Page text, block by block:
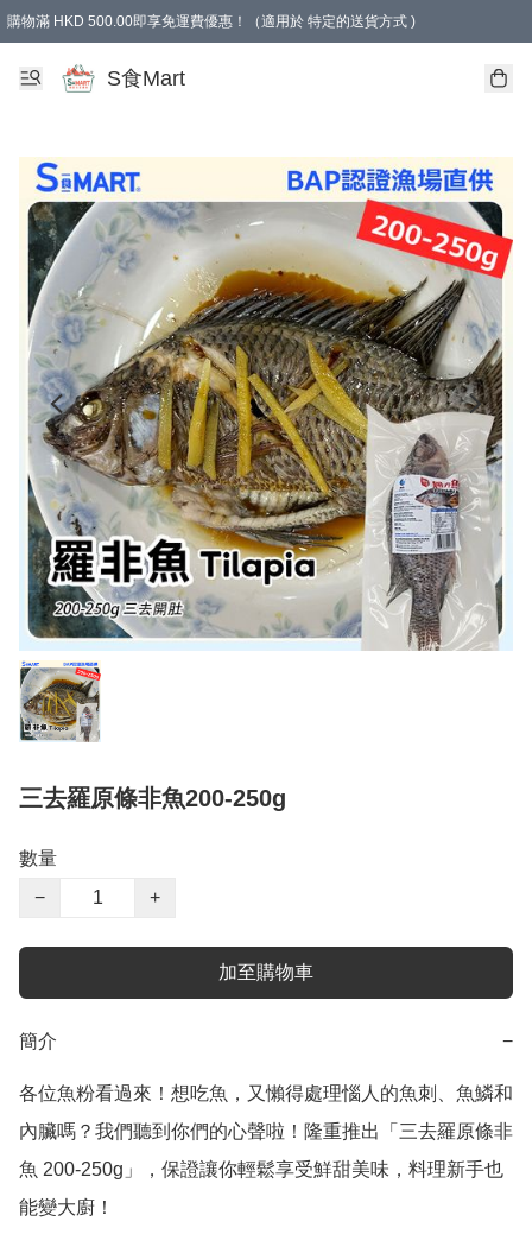
購物滿 HKD 500.00即享免運費優惠！（適用於 特定的送貨方式 )
S食Mart
三去羅原條非魚200-250g
數量
−
+
加至購物車
簡介 −
各位魚粉看過來！想吃魚，又懶得處理惱人的魚刺、魚鱗和
內臟嗎？我們聽到你們的心聲啦！隆重推出「三去羅原條非
魚 200-250g」，保證讓你輕鬆享受鮮甜美味，料理新手也
能變大廚！